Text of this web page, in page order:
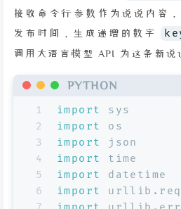
接收命令行参数作为说说内容
发布时间，生成递增的数字
调用大语言模型 API 为这条新说
PYTHON
1
2
3
4
5
6
import
sys
import
os
import
json
import
time
import
datetime
import